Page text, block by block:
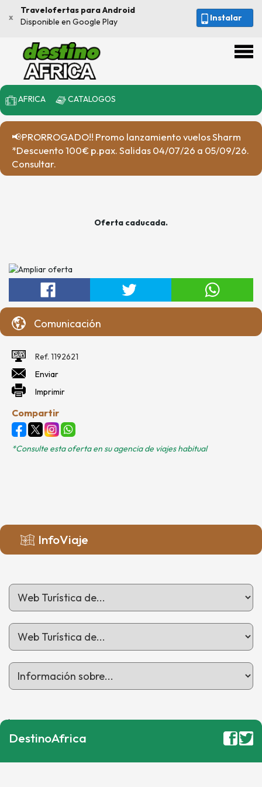
Instalar
x
Travelofertas para Android
Disponible en Google Play
AFRICA CATALOGOS
📢PRORROGADO!! Promo lanzamiento vuelos Sharm
*Descuento 100€ p.pax. Salidas 04/07/26 a 05/09/26.
Consultar.
Oferta caducada.
Comunicación
Ref. 1192621
Enviar
Imprimir
Compartir
*Consulte esta oferta en su agencia de viajes habitual
InfoViaje
DestinoAfrica